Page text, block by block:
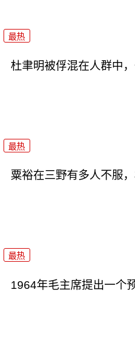
最热
杜聿明被俘混在人群中
最热
粟裕在三野有多人不服
最热
1964年毛主席提出一个